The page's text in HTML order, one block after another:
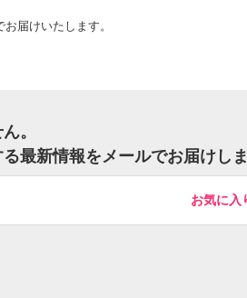
届けいたします。
。
最新情報をメールでお届けしま
お気に入